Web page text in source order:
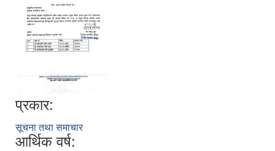
प्रकार:
सूचना तथा समाचार
आर्थिक वर्ष: